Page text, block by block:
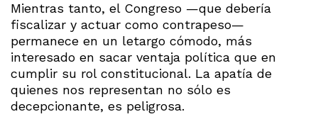
Mientras tanto, el Congreso —que debería
fiscalizar y actuar como contrapeso—
permanece en un letargo cómodo, más
interesado en sacar ventaja política que en
cumplir su rol constitucional. La apatía de
quienes nos representan no sólo es
decepcionante, es peligrosa.